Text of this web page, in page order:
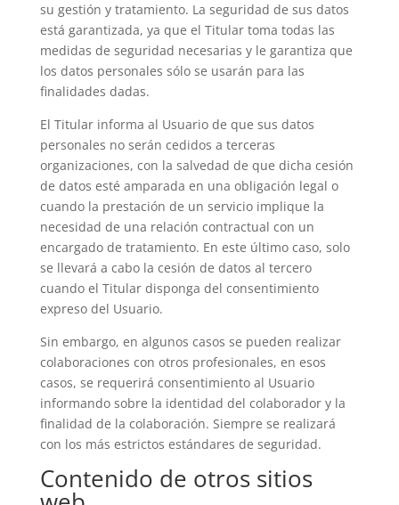
su gestión y tratamiento. La seguridad de sus datos
está garantizada, ya que el Titular toma todas las
medidas de seguridad necesarias y le garantiza que
los datos personales sólo se usarán para las
finalidades dadas.
El Titular informa al Usuario de que sus datos
personales no serán cedidos a terceras
organizaciones, con la salvedad de que dicha cesión
de datos esté amparada en una obligación legal o
cuando la prestación de un servicio implique la
necesidad de una relación contractual con un
encargado de tratamiento. En este último caso, solo
se llevará a cabo la cesión de datos al tercero
cuando el Titular disponga del consentimiento
expreso del Usuario.
Sin embargo, en algunos casos se pueden realizar
colaboraciones con otros profesionales, en esos
casos, se requerirá consentimiento al Usuario
informando sobre la identidad del colaborador y la
finalidad de la colaboración. Siempre se realizará
con los más estrictos estándares de seguridad.
Contenido de otros sitios